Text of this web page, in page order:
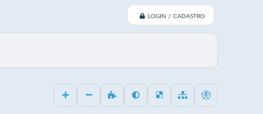
LOGIN / CADASTRO